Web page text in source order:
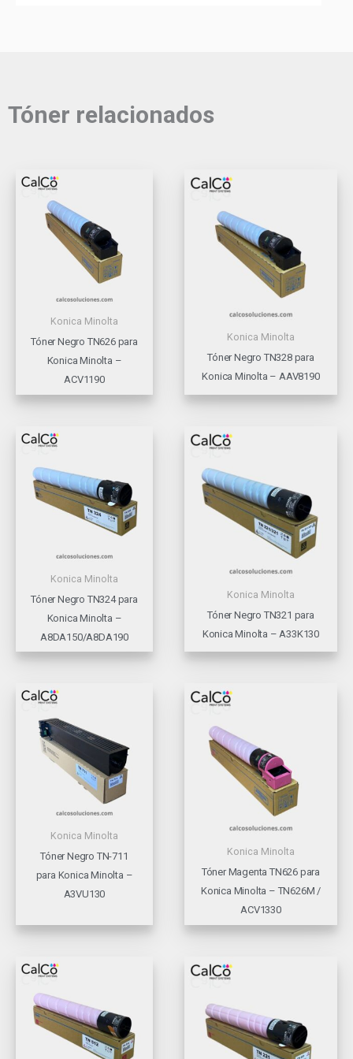
Tóner relacionados
Konica Minolta
Tóner Negro TN626 para
Konica Minolta –
ACV1190
Konica Minolta
Tóner Negro TN328 para
Konica Minolta – AAV8190
Konica Minolta
Tóner Negro TN324 para
Konica Minolta –
A8DA150/A8DA190
Konica Minolta
Tóner Negro TN321 para
Konica Minolta – A33K130
Konica Minolta
Tóner Negro TN-711
para Konica Minolta –
A3VU130
Konica Minolta
Tóner Magenta TN626 para
Konica Minolta – TN626M /
ACV1330